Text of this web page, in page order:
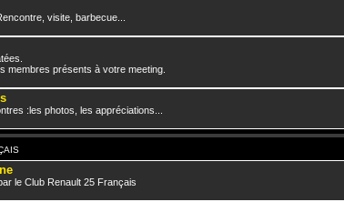
visite, barbecue...
membres présents à votre meeting.
:les photos, les appréciations...
le Club Renault 25 Français